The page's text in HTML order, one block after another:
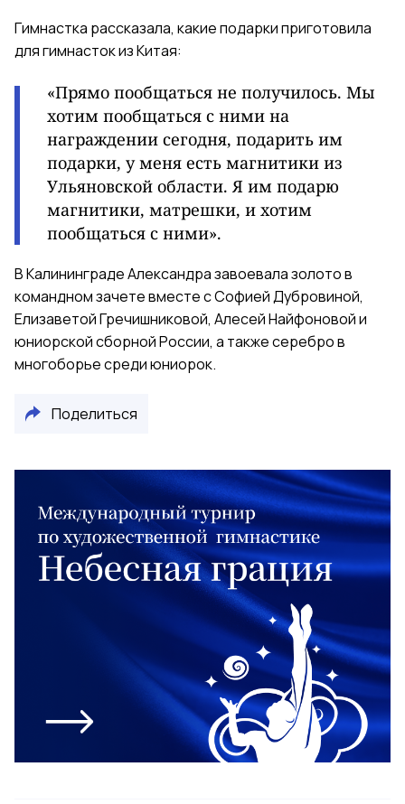
Гимнастка рассказала, какие подарки приготовила
для гимнасток из Китая:
«Прямо пообщаться не получилось. Мы
хотим пообщаться с ними на
награждении сегодня, подарить им
подарки, у меня есть магнитики из
Ульяновской области. Я им подарю
магнитики, матрешки, и хотим
пообщаться с ними».
В Калининграде Александра завоевала золото в
командном зачете вместе с Софией Дубровиной,
Елизаветой Гречишниковой, Алесей Найфоновой и
юниорской сборной России, а также серебро в
многоборье среди юниорок.
Поделиться